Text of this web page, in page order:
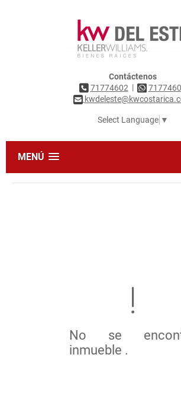
Contáctenos
71774602 |
Select Language ▼
MENÚ
No se
inmueble .